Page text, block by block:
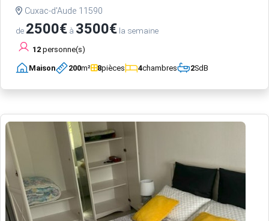
Cuxac-d'Aude 11590
de 2500€ à 3500€ la semaine
12 personne(s)
Maison 200m² 8pièces 4chambres 2SdB